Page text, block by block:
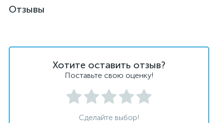
Отзывы
Хотите оставить отзыв?
Поставьте свою оценку!
Сделайте выбор!